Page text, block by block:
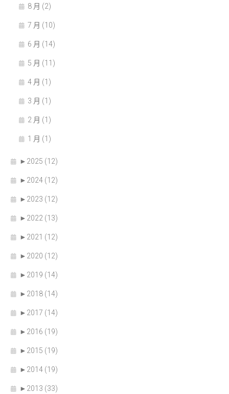
8 月 (2)
7 月 (10)
6 月 (14)
5 月 (11)
4 月 (1)
3 月 (1)
2 月 (1)
1 月 (1)
► 2025 (12)
► 2024 (12)
► 2023 (12)
► 2022 (13)
► 2021 (12)
► 2020 (12)
► 2019 (14)
► 2018 (14)
► 2017 (14)
► 2016 (19)
► 2015 (19)
► 2014 (19)
► 2013 (33)